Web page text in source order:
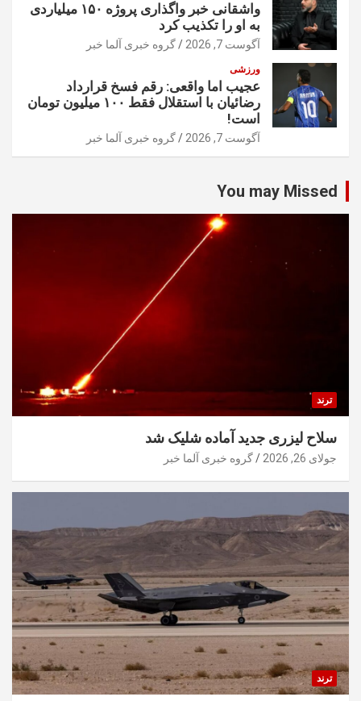
واشقانی خبر واگذاری پروژه ۱۵۰ میلیاردی
به او را تکذیب کرد
آگوست 7, 2026 گروه خبری آلما خبر
ورزشی
عجیب اما واقعی: رقم فسخ قرارداد
رضائیان با استقلال فقط ۱۰۰ میلیون تومان
است!
آگوست 7, 2026 گروه خبری آلما خبر
You may Missed
ترند
سلاح لیزری جدید آماده شلیک شد
جولای 26, 2026 گروه خبری آلما خبر
ترند